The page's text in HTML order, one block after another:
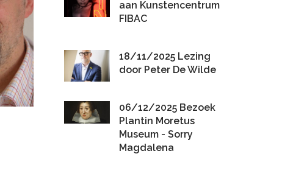
aan Kunstencentrum
FIBAC
18/11/2025 Lezing
door Peter De Wilde
06/12/2025 Bezoek
Plantin Moretus
Museum - Sorry
Magdalena